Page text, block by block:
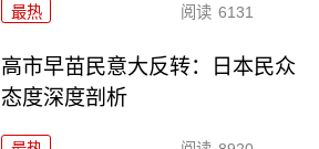
最热 阅读 6131
高市早苗民意大反转：日本民众
态度深度剖析